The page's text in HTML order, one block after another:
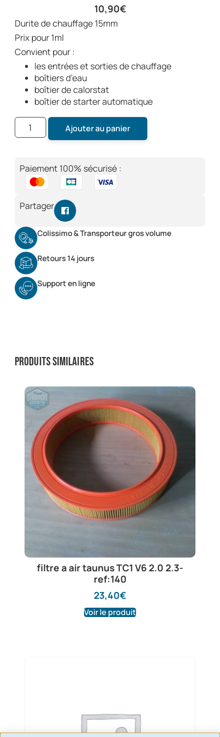
10,90€
Durite de chauffage 15mm
Prix pour 1ml
Convient pour :
les entrées et sorties de chauffage
boîtiers d’eau
boîtier de calorstat
boîtier de starter automatique
Ajouter au panier
Paiement 100% sécurisé :
Partager
Colissimo & Transporteur gros volume
Retours 14 jours
Support en ligne
Produits similaires
filtre a air taunus TC1 V6 2.0 2.3-
ref:140
23,40€
Voir le produit